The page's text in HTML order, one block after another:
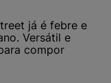
já é febre e
Versátil e
compor